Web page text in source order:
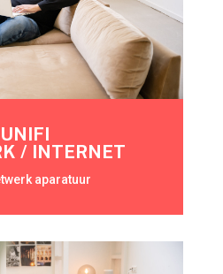
UNIFI
/ INTERNET
aparatuur